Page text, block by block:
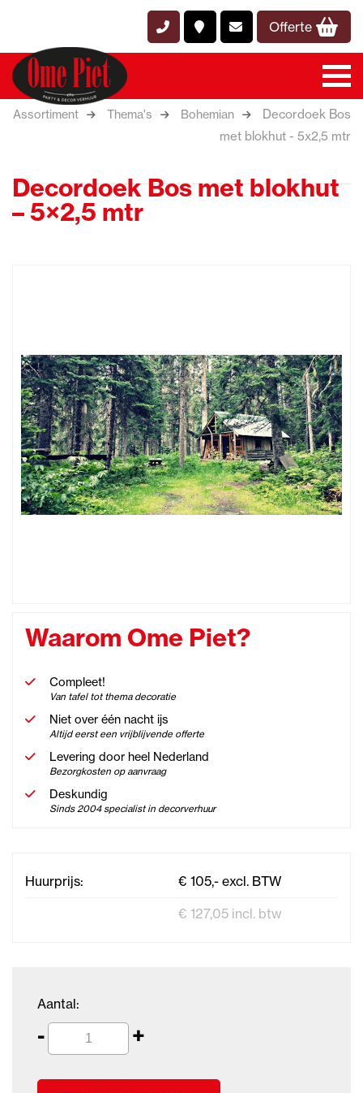
Offerte
Assortiment Thema's Bohemian
Decordoek Bos
met blokhut - 5x2,5 mtr
Decordoek Bos met blokhut
– 5×2,5 mtr
Waarom Ome Piet?
Compleet!
Van tafel tot thema decoratie
Niet over één nacht ijs
Altijd eerst een vrijblijvende offerte
Levering door heel Nederland
Bezorgkosten op aanvraag
Deskundig
Sinds 2004 specialist in decorverhuur
Huurprijs:
€ 105,- excl. BTW
€ 127,05 incl. btw
Aantal:
- +